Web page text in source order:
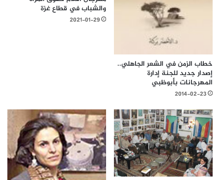
خطاب الزمن في الشعر الجاهلي..
إصدار جديد للجنة إدارة
المهرجانات بأبوظبي
2014-02-23
والشباب في قطاع غزة
2021-01-29